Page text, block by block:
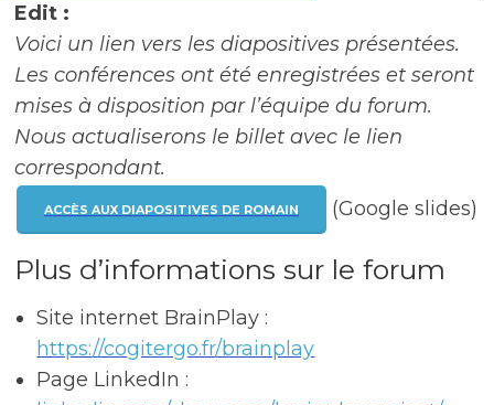
Edit :
Voici un lien vers les diapositives présentées.
Les conférences ont été enregistrées et seront
mises à disposition par l’équipe du forum.
Nous actualiserons le billet avec le lien
correspondant.
ACCÈS AUX DIAPOSITIVES DE ROMAIN (Google slides)
Plus d’informations sur le forum
Site internet BrainPlay :
https://cogitergo.fr/brainplay
Page LinkedIn :